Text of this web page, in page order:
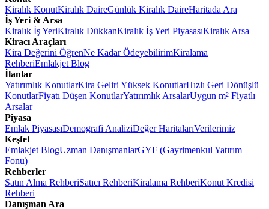
Kiralık KonutKiralık DaireGünlük Kiralık DaireHaritada Ara
İş Yeri & Arsa
Kiralık İş YeriKiralık DükkanKiralık İş Yeri PiyasasıKiralık Arsa
Kiracı Araçları
Kira Değerini ÖğrenNe Kadar ÖdeyebilirimKiralama
RehberiEmlakjet Blog
İlanlar
Yatırımlık KonutlarKira Geliri Yüksek KonutlarHızlı Geri Dönüşlü
KonutlarFiyatı Düşen KonutlarYatırımlık ArsalarUygun m² Fiyatlı
Arsalar
Piyasa
Emlak PiyasasıDemografi AnaliziDeğer HaritalarıVerilerimiz
Keşfet
Emlakjet BlogUzman DanışmanlarGYF (Gayrimenkul Yatırım
Fonu)
Rehberler
Satın Alma RehberiSatıcı RehberiKiralama RehberiKonut Kredisi
Rehberi
Danışman Ara